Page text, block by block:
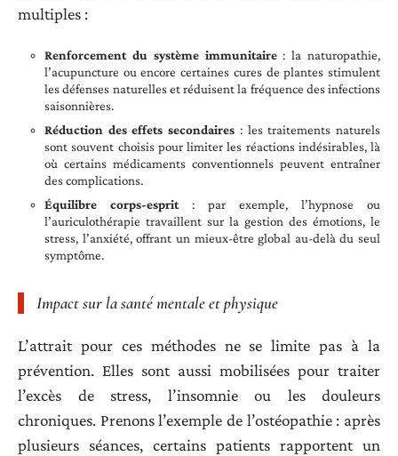
multiples :
Renforcement du système immunitaire: la naturopathie,
l’acupuncture ou encore certaines cures de plantes stimulent
les défenses naturelles et réduisent la fréquence des infections
saisonnières.
Réduction des effets secondaires : les traitements naturels
sont souvent choisis pour limiter les réactions indésirables, là
où certains médicaments conventionnels peuvent entraîner
des complications.
Équilibre corps-esprit: par exemple, l’hypnose ou
l’auriculothérapie travaillent sur la gestion des émotions, le
stress, l’anxiété, offrant un mieux-être global au-delà du seul
symptôme.
Impact sur la santé mentale et physique
L’attrait pour ces méthodes ne se limite pas à la
prévention. Elles sont aussi mobilisées pour traiter
l’excès de stress, l’insomnie ou les douleurs
chroniques. Prenons l’exemple de l’ostéopathie : après
plusieurs séances, certains patients rapportent un